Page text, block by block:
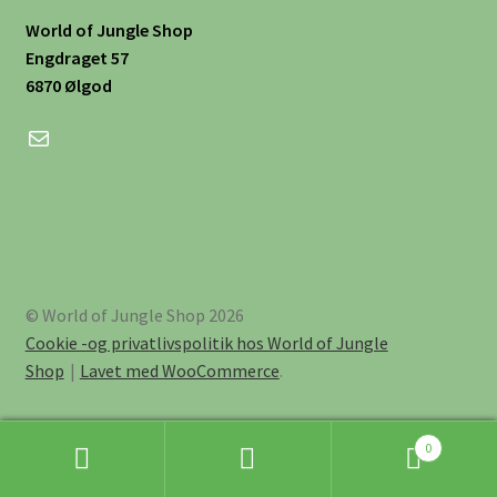
World of Jungle Shop
Engdraget 57
6870 Ølgod
Mail
© World of Jungle Shop 2026
Cookie -og privatlivspolitik hos World of Jungle
Shop
Lavet med WooCommerce.
0